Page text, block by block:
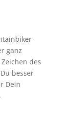
ganz
des
besser
Dein